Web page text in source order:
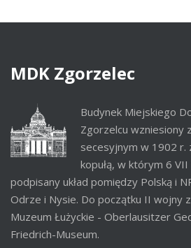
MDK Zgorzelec
Budynek Miejskiego
Zgorzelcu wzniesiony
secesyjnym w 1902 r.
kopułą, w którym 6
podpisany układ pomiędzy Polską i
Odrze i Nysie. Do początku II wojny
Muzeum Łużyckie - Oberlausitzer
Friedrich-Museum.